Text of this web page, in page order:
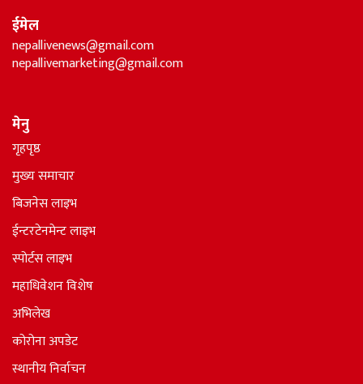
ईमेल
nepallivenews@gmail.com
nepallivemarketing@gmail.com
मेनु
गृहपृष्ठ
मुख्य समाचार
बिजनेस लाइभ
ईन्टरटेनमेन्ट लाइभ
स्पोर्टस लाइभ
महाधिवेशन विशेष
अभिलेख
कोरोना अपडेट
स्थानीय निर्वाचन